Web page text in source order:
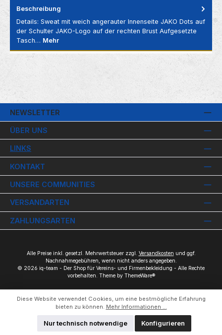
Beschreibung
Details: Sweat mit weich angerauter Innenseite JAKO Dots auf
der Schulter JAKO-Logo auf der rechten Brust Aufgesetzte
Tasch… Mehr
NEWSLETTER
ÜBER UNS
LINKS
KONTAKT
UNSERE COMMUNITIES
VERSANDARTEN
ZAHLUNGSARTEN
Alle Preise inkl. gesetzl. Mehrwertsteuer zzgl. Versandkosten und ggf.
Nachnahmegebühren, wenn nicht anders angegeben.
© 2026 iq-team - Der Shop für Vereins- und Firmenbekleidung - Alle Rechte
vorbehalten. Theme by ThemeWare®
Diese Website verwendet Cookies, um eine bestmögliche Erfahrung
bieten zu können. Mehr Informationen ...
Nur technisch notwendige Konfigurieren